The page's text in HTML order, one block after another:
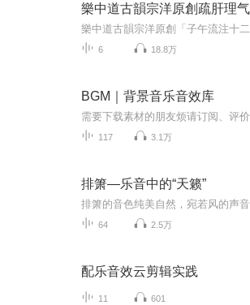
樂中道古韻宗洋原創疏肝理
6 18.8万
BGM｜背景音乐音效库
117 3.1万
排箫—乐音中的“天籁”
64 2.5万
配乐音效云剪辑实践
11 601